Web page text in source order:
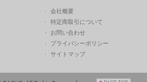
会社概要
特定商取引について
お問い合わせ
プライバシーポリシー
サイトマップ